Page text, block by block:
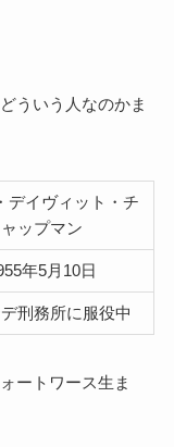
ういう人なのかま
デイヴィット・チ
ャップマン
年5月10日
刑務所に服役中
ートワース生ま